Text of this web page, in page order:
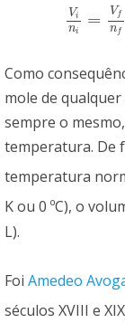
Vi
ni
= V f
nf
Vin i=V fnf
Como
mole de
sempre o
temperatura. De
temperatura
K ou 0 ºC), o
L).
Foi Amedeo
séculos XVIII e